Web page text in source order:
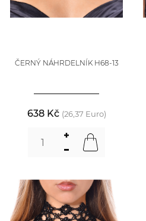
ČERNÝ NÁHRDELNÍK H68-13
638 Kč (26,37 Euro)